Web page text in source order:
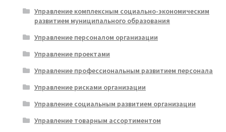
Управление комплексным социально-экономическим
развитием муниципального образования
Управление персоналом организации
Управление проектами
Управление профессиональным развитием персонала
Управление рисками организации
Управление социальным развитием организации
Управление товарным ассортиментом